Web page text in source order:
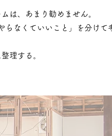
は、あまり勧めません。
なくていいこと」を分けて
理する。